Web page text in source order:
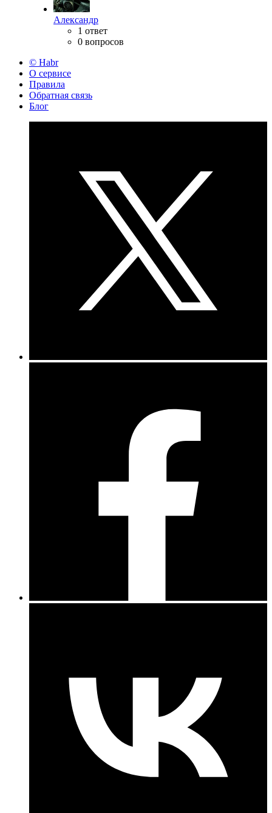
Александр
1 ответ
0 вопросов
© Habr
О сервисе
Правила
Обратная связь
Блог